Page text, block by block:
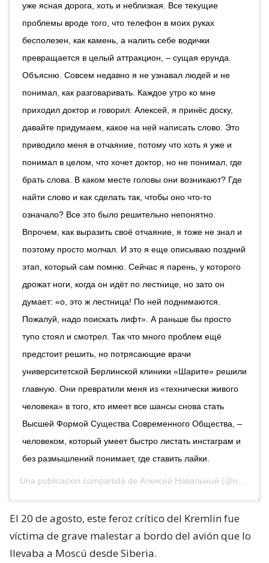
уже ясная дорога, хоть и неблизкая. Все текущие
проблемы вроде того, что телефон в моих руках
бесполезен, как камень, а налить себе водички
превращается в целый аттракцион, – сущая ерунда.
Объясню. Совсем недавно я не узнавал людей и не
понимал, как разговаривать. Каждое утро ко мне
приходил доктор и говорил: Алексей, я принёс доску,
давайте придумаем, какое на ней написать слово. Это
приводило меня в отчаяние, потому что хоть я уже и
понимал в целом, что хочет доктор, но не понимал, где
брать слова. В каком месте головы они возникают? Где
найти слово и как сделать так, чтобы оно что-то
означало? Все это было решительно непонятно.
Впрочем, как выразить своё отчаяние, я тоже не знал и
поэтому просто молчал. И это я еще описываю поздний
этап, который сам помню. Сейчас я парень, у которого
дрожат ноги, когда он идёт по лестнице, но зато он
думает: «о, это ж лестница! По ней поднимаются.
Пожалуй, надо поискать лифт». А раньше бы просто
тупо стоял и смотрел. Так что много проблем ещё
предстоит решить, но потрясающие врачи
университетской Берлинской клиники «Шарите» решили
главную. Они превратили меня из «технически живого
человека» в того, кто имеет все шансы снова стать
Высшей Формой Существа Современного Общества, –
человеком, который умеет быстро листать инстаграм и
без размышлений понимает, где ставить лайки.
Una publicación compartida de Алексей Навальный (@navalny) el
El 20 de agosto, este feroz crítico del Kremlin fue
víctima de grave malestar a bordo del avión que lo
llevaba a Moscú desde Siberia.